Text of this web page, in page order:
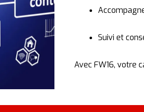
Suivi et
AvecFW16, votre